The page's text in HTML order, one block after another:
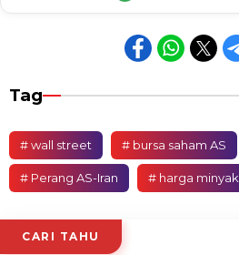
Tag
# wall street # bursa saham AS
# Perang AS-Iran # harga minyak
CARI TAHU